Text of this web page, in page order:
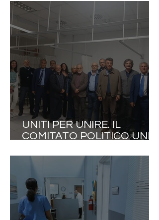
PERCORSI COME DRIVER
DI EFFICIENZA SANITARIA
UNITI PER UNIRE. IL
COMITATO POLITICO UNITI
"MANIFESTO DELLA
BUONA POLITICA
INTERNAZIONALE"